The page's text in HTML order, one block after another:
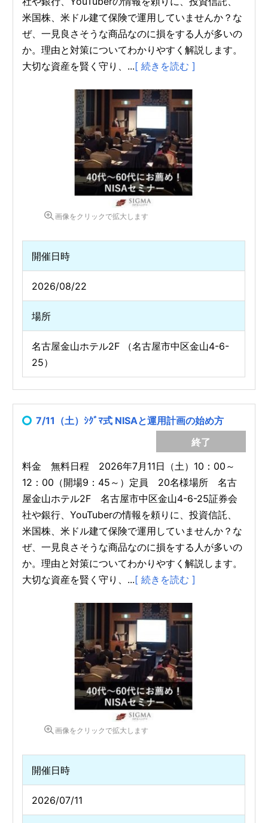
米国株、米ドル建て保険で運用していませんか？な
ぜ、一見良さそうな商品なのに損をする人が多いの
か。理由と対策についてわかりやすく解説します。
大切な資産を賢く守り、...[ 続きを読む ]
画像をクリックで拡大します
開催日時
2026/08/22
場所
名古屋金山ホテル2F （名古屋市中区金山4-6-
25）
7/11（土）ｼｸﾞﾏ式 NISAと運用計画の始め方
終了
料金 無料日程 2026年7月11日（土）10：00～
12：00（開場9：45～）定員 20名様場所 名古
屋金山ホテル2F 名古屋市中区金山4-6-25証券会
社や銀行、YouTuberの情報を頼りに、投資信託、
米国株、米ドル建て保険で運用していませんか？な
ぜ、一見良さそうな商品なのに損をする人が多いの
か。理由と対策についてわかりやすく解説します。
大切な資産を賢く守り、...[ 続きを読む ]
画像をクリックで拡大します
開催日時
2026/07/11